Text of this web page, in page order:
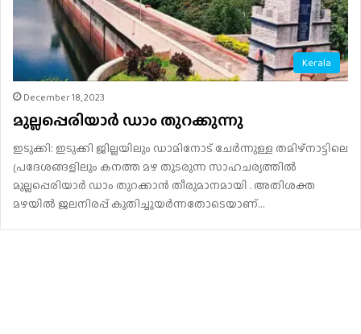
Kerala
December 18, 2023
മുല്ലപ്പെരിയാർ ഡാം തുറക്കുന്നു
ഇടുക്കി: ഇടുക്കി ജില്ലയിലും ഡാമിനോട് ചേർന്നുള്ള തമിഴ്നാട്ടിലെ
പ്രദേശങ്ങളിലും കനത്ത മഴ തുടരുന്ന സാഹചര്യത്തിൽ
മുല്ലപ്പെരിയാർ ഡാം തുറക്കാൻ തീരുമാനമായി . അതിശക്ത
മഴയിൽ ജലനിരപ്പ് കുതിച്ചുയർന്നതോടെയാണ്…